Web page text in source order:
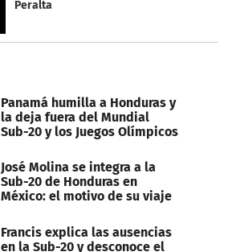
Peralta
Panamá humilla a Honduras y
la deja fuera del Mundial
Sub-20 y los Juegos Olímpicos
José Molina se integra a la
Sub-20 de Honduras en
México: el motivo de su viaje
Francis explica las ausencias
en la Sub-20 y desconoce el